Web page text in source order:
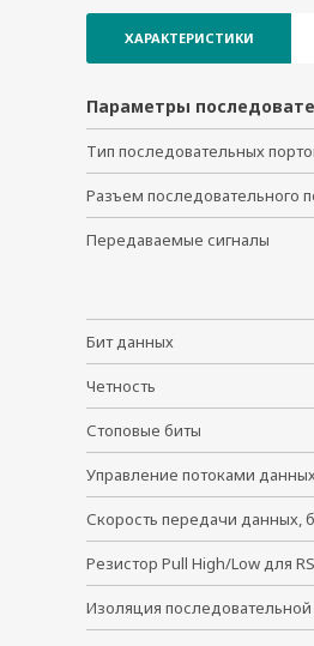
ХАРАКТЕРИСТИКИ
Параметры
Тип последовательных
Разъем последовательного
Передаваемые сигналы
Бит данных
Четность
Стоповые биты
Управление потоками
Скорость передачи данных,
Резистор Pull High/Low для
Изоляция